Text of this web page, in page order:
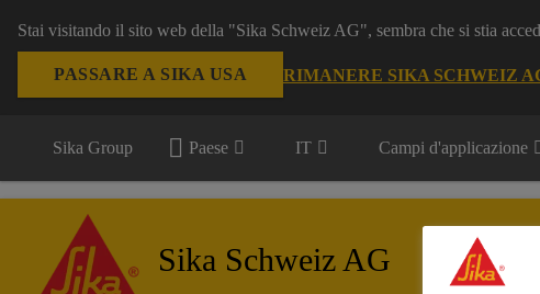
Stai visitando il sito web della "Sika Schweiz AG", sembra che si stia
PASSARE A SIKA USA RIMANERE SIKA SCHWEIZ
Sika Group Paese IT Campi d'applicazione
Sika Schweiz AG